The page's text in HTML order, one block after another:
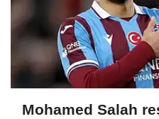
Mohamed Salah